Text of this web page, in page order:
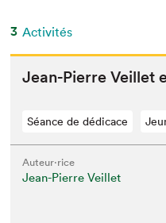
3 Activités
Jean-Pierre Veil­let
Séance de dédicace
Auteur·rice
Jean-Pierre Veillet